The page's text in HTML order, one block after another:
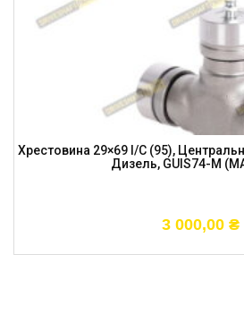
Хрестовина 29×69 I/C (95),
Дизель, GUIS74-M
3 000,00 ₴